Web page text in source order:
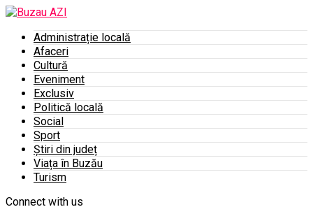
Administrație locală
Afaceri
Cultură
Eveniment
Exclusiv
Politică locală
Social
Sport
Știri din județ
Viața în Buzău
Turism
Connect with us